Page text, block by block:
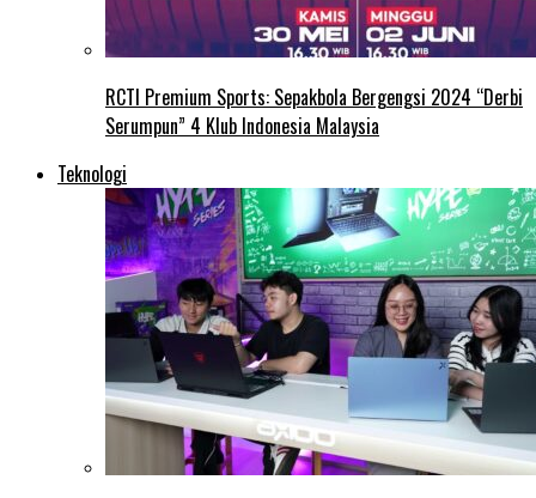
RCTI Premium Sports: Sepakbola Bergengsi 2024 “Derbi
Serumpun” 4 Klub Indonesia Malaysia
Teknologi